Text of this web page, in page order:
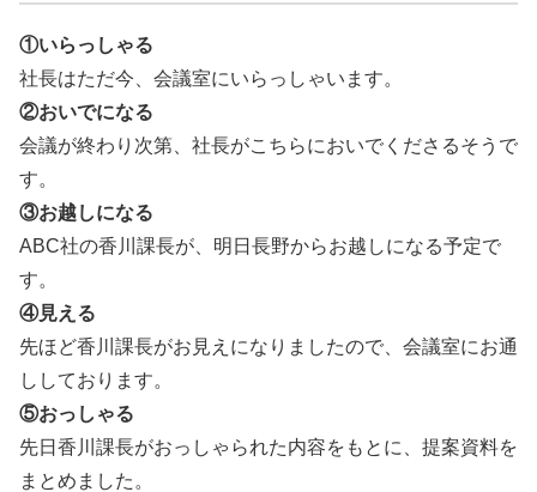
①いらっしゃる
社長はただ今、会議室にいらっしゃいます。
②おいでになる
会議が終わり次第、社長がこちらにおいでくださるそうで
す。
③お越しになる
ABC社の香川課長が、明日長野からお越しになる予定で
す。
④見える
先ほど香川課長がお見えになりましたので、会議室にお通
ししております。
⑤おっしゃる
先日香川課長がおっしゃられた内容をもとに、提案資料を
まとめました。